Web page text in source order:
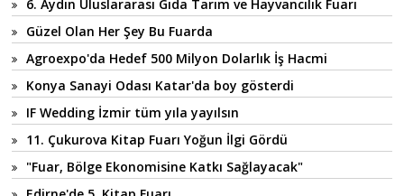
6. Aydın Uluslararası Gıda Tarım ve Hayvancılık Fuarı
Güzel Olan Her Şey Bu Fuarda
Agroexpo'da Hedef 500 Milyon Dolarlık İş Hacmi
Konya Sanayi Odası Katar'da boy gösterdi
IF Wedding İzmir tüm yıla yayılsın
11. Çukurova Kitap Fuarı Yoğun İlgi Gördü
"Fuar, Bölge Ekonomisine Katkı Sağlayacak"